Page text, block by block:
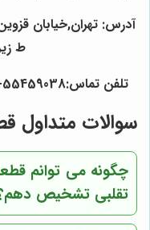
آدرس: تهران,خیابان
ط
تلفن تماس:55459038-021 55459022-021 09126883974
سوالات متداول
چگونه می توانم
تقلبی تشخیص